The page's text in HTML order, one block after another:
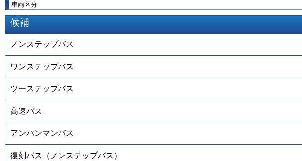
車両区分
候補
ノンステップバス
ワンステップバス
ツーステップバス
高速バス
アンパンマンバス
復刻バス（ノンステップバス）